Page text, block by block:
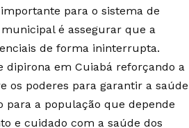
para o sistema de
é assegurar que a
de forma ininterrupta.
dipirona em Cuiabá reforçando a
os poderes para garantir a saúde
para a população que depende
e cuidado com a saúde dos